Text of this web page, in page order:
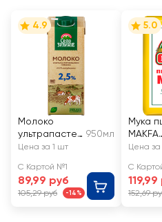
4.9
Молоко
ультрапастер
изованное
ЗЕЛЕНОЕ 2,5%,
без змж
950мл
Цена за 1 шт
С Картой №1
89,99 руб
105,29 руб -14%
5.0
Мука
MAKFA
Цена за
С
152,69